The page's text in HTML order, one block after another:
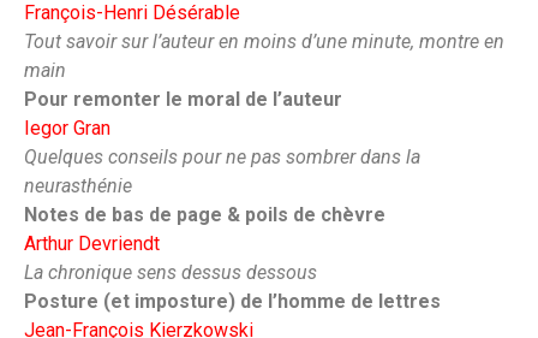
François-Henri Désérable
Tout savoir sur l’auteur en moins d’une minute, montre en
main
Pour remonter le moral de l’auteur
Iegor Gran
Quelques conseils pour ne pas sombrer dans la
neurasthénie
Notes de bas de page & poils de chèvre
Arthur Devriendt
La chronique sens dessus dessous
Posture (et imposture) de l’homme de lettres
Jean-François Kierzkowski